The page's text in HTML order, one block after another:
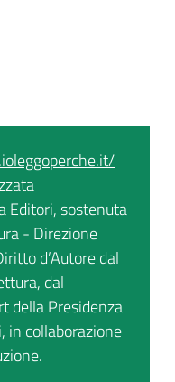
Editori, sostenuta
- Direzione
d’Autore dal
dal
della Presidenza
in collaborazione